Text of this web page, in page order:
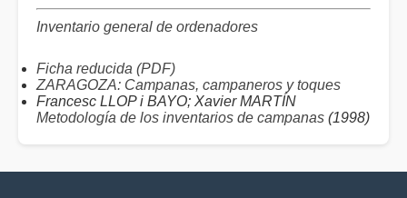
Inventario general de ordenadores
Ficha reducida (PDF)
ZARAGOZA: Campanas, campaneros y toques
Francesc LLOP i BAYO; Xavier MARTÍN
Metodología de los inventarios de campanas (1998)